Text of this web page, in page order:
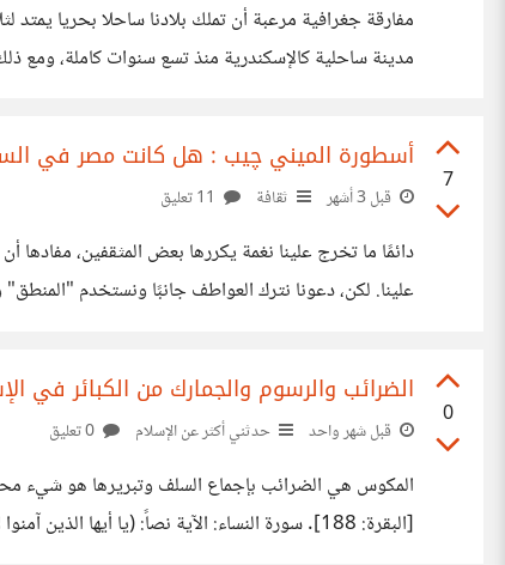
مفارقة جغرافية مرعبة أن تملك بلادنا ساحلا بحريا
7
أسطورة الميني چيب : هل كانت مصر في
قبل 3 أشهر ثقافة
دائمًا ما تخرج علينا نغمة يكررها بعض المثقفين،
0
الضرائب والرسوم والجمارك من الكبائر في
قبل شهر واحد حدثني أكثر عن الإسلام
المكوس هي الضرائب بإجماع السلف وتبريرها هو شيء محدث